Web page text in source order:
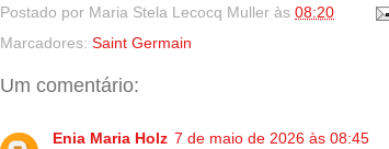
Postado por Maria Stela Lecocq Muller às 08:20
Marcadores: Saint Germain
Um comentário:
Enia Maria Holz 7 de maio de 2026 às 08:45